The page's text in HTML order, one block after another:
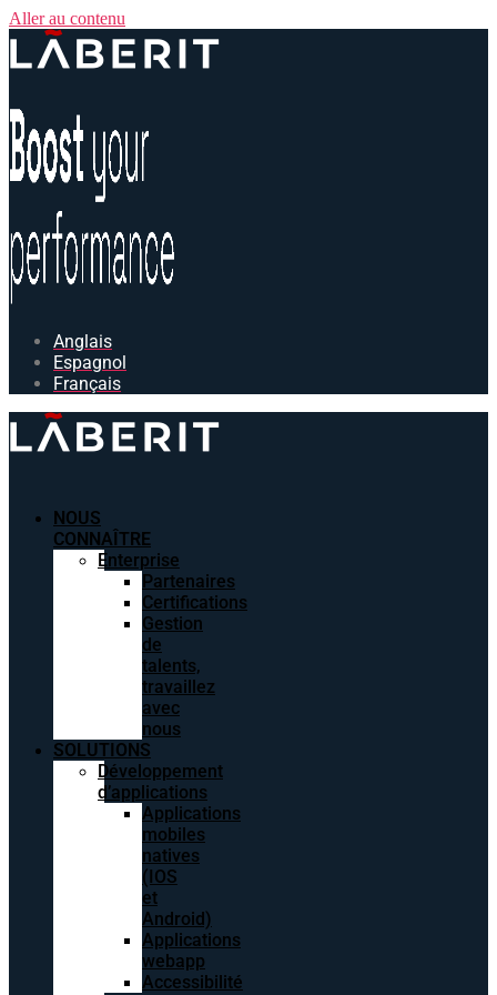
Aller au contenu
Anglais
Espagnol
Français
NOUS
CONNAÎTRE
Enterprise
Partenaires
Certifications
Gestion
de
talents,
travaillez
avec
nous
SOLUTIONS
Développement
d’applications
Applications
mobiles
natives
(IOS
et
Android)
Applications
webapp
Accessibilité